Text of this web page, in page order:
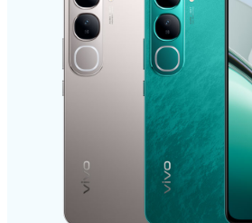
Uzbekistan | Выберите